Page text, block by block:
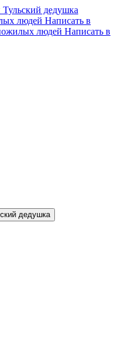
Написать в
Написать в